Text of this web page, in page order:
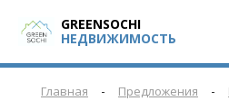
GREENSOCHI
НЕДВИЖИМОСТЬ
Главная - Предложения -